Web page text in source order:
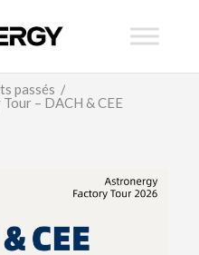
passés /
– DACH & CEE